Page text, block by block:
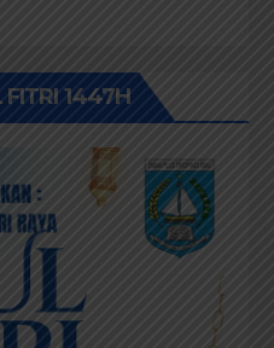
FITRI 1447H